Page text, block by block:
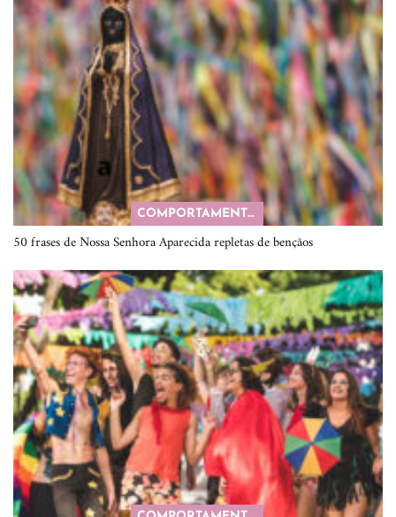
COMPORTAMENTO
50 frases de Nossa Senhora Aparecida repletas de bençãos